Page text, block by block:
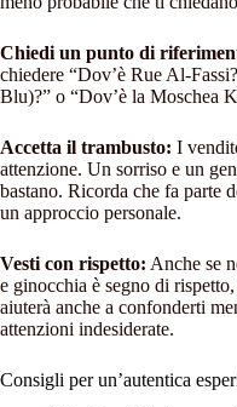
Chiedi un punto di
chiedere “Dov’è Rue Al-
Blu)?” o “Dov’è la Moschea
Accetta il trambusto: I
attenzione. Un sorriso e un
bastano. Ricorda che fa parte
un approccio personale.
Vesti con rispetto: Anche se
e ginocchia è segno di
aiuterà anche a confonderti
attenzioni indesiderate.
Consigli per un’autentica